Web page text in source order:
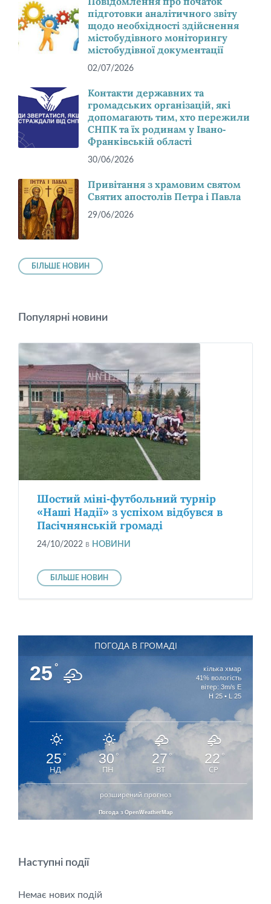
підготовки аналітичного звіту
щодо необхідності здійснення
містобудівного моніторингу
містобудівної документації
02/07/2026
Контакти державних та
громадських організацій, які
допомагають тим, хто пережили
СНПК та їх родинам у Івано-
Франківській області
30/06/2026
Привітання з храмовим святом
Святих апостолів Петра і Павла
29/06/2026
БІЛЬШЕ НОВИН
Популярні новини
Шостий міні-футбольний турнір
«Наші Надії» з успіхом відбувся в
Пасічнянській громаді
24/10/2022 в НОВИНИ
БІЛЬШЕ НОВИН
ПОГОДА В ГРОМАДІ
25 °
кілька хмар
41% вологість
вітер: 3m/s E
H 25 • L 25
25 °
НД
30°
ПН
27 °
ВТ
22 °
СР
розширений прогноз
Погода з OpenWeatherMap
Наступні події
Немає нових подій